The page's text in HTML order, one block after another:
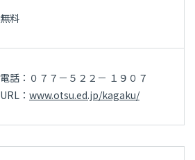
無料
電話：０７７－５２２－ １９０７
URL： www.otsu.ed.jp/kagaku/